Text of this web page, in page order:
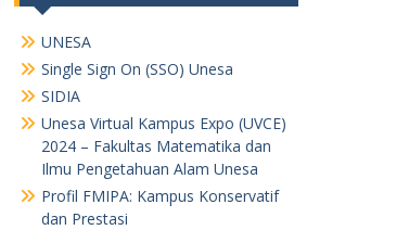
UNESA
Single Sign On (SSO) Unesa
SIDIA
Unesa Virtual Kampus Expo (UVCE)
2024 – Fakultas Matematika dan
Ilmu Pengetahuan Alam Unesa
Profil FMIPA: Kampus Konservatif
dan Prestasi